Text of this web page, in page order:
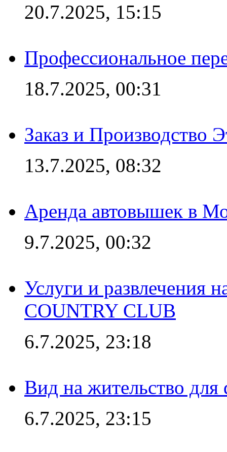
20.7.2025, 15:15
Профессиональное
18.7.2025, 00:31
Заказ и Производство
13.7.2025, 08:32
Аренда автовышек в
9.7.2025, 00:32
Услуги и развлечения
COUNTRY CLUB
6.7.2025, 23:18
Вид на жительство
6.7.2025, 23:15